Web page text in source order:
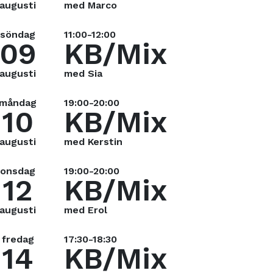
augusti med Marco
söndag
augusti
11:00-12:00
KB/Mix
med Sia
10
augusti
19:00-20:00
KB/Mix
med Kerstin
onsdag
12
augusti
19:00-20:00
KB/Mix
med Erol
fredag
14
17:30-18:30
KB/Mix